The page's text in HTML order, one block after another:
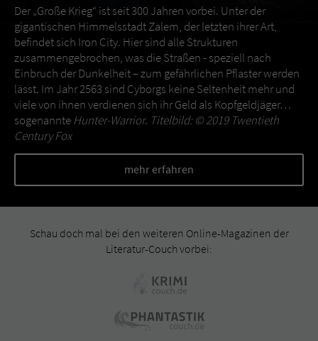
Der „Große Krieg“ ist seit 300 Jahren vorbei. Unter der
gigantischen Himmelsstadt Zalem, der letzten ihrer Art,
befindet sich Iron City. Hier sind alle Strukturen
zusammengebrochen, was die Straßen - speziell nach
Einbruch der Dunkelheit – zum gefährlichen Pflaster werden
lässt. Im Jahr 2563 sind Cyborgs keine Seltenheit mehr und
viele von ihnen verdienen sich ihr Geld als Kopfgeldjäger…
sogenannte Hunter-Warrior. Titelbild: © 2019 Twentieth
Century Fox
mehr erfahren
Schau doch mal bei den weiteren Online-Magazinen der
Literatur-Couch vorbei: